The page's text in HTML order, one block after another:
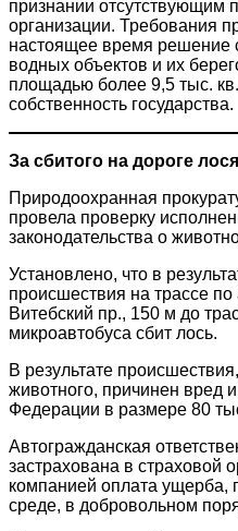
признании отсутствующим
организации. Требования
настоящее время решение
водных объектов и их
площадью более 9,5 тыс.
собственность государства.
За сбитого на дороге
Природоохранная
провела проверку
законодательства о
Установлено, что в
происшествия на трассе по
Витебский пр., 150 м до
микроавтобуса сбит лось.
В результате
животного, причинен вред
Федерации в размере 80
Автогражданская
застрахована в страховой
компанией оплата ущерба,
среде, в добровольном